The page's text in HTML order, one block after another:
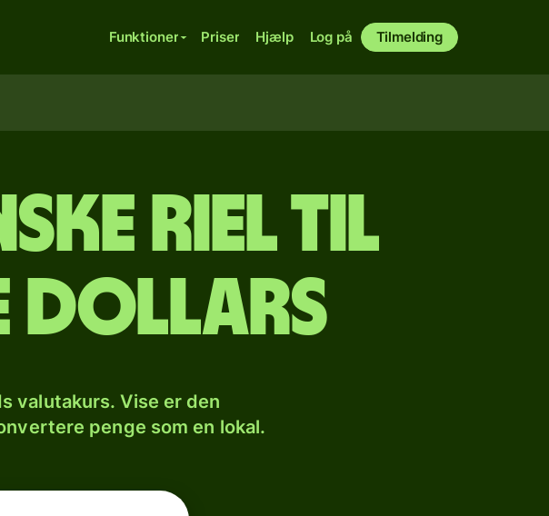
Funktioner Priser Hjælp Log på Tilmelding
riel til
dollars
valutakurs. Vise er den
penge som en lokal.